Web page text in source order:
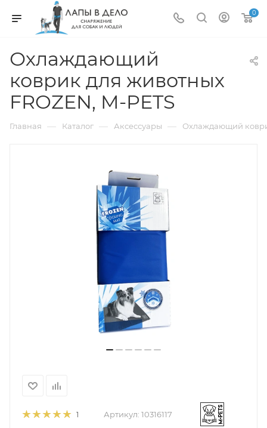
0
Охлаждающий
коврик для животных
FROZEN, M-PETS
Главная — Каталог — Аксессуары — Охлаждающий
1 Артикул: 10316117